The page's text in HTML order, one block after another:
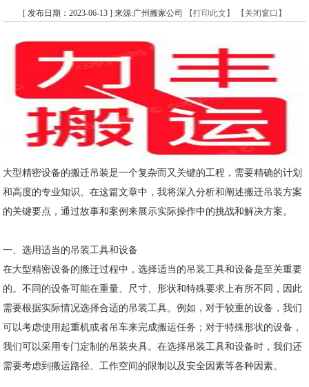
[ 发布日期：2023-06-13 ] 来源:广州搬家公司 【打印此文】 【关闭窗口】
大型精密设备的搬迁吊装是一个复杂而又关键的工程，需要精确的计划
和高度的专业知识。在这篇文章中，我将深入分析和阐述搬迁吊装方案
的关键要点，通过故事和案例来展示实际操作中的挑战和解决方案。
一、选用适当的吊装工具和设备
在大型精密设备的搬迁过程中，选择适当的吊装工具和设备是至关重要
的。不同的设备可能在重量、尺寸、形状和特殊要求上有所不同，因此
需要根据实际情况选择合适的吊装工具。例如，对于较重的设备，我们
可以考虑使用起重机或者吊车来完成搬运任务；对于特殊形状的设备，
我们可以采用专门定制的吊装夹具。在选择吊装工具和设备时，我们还
需要考虑到搬运路径、工作空间的限制以及安全因素等各种因素。